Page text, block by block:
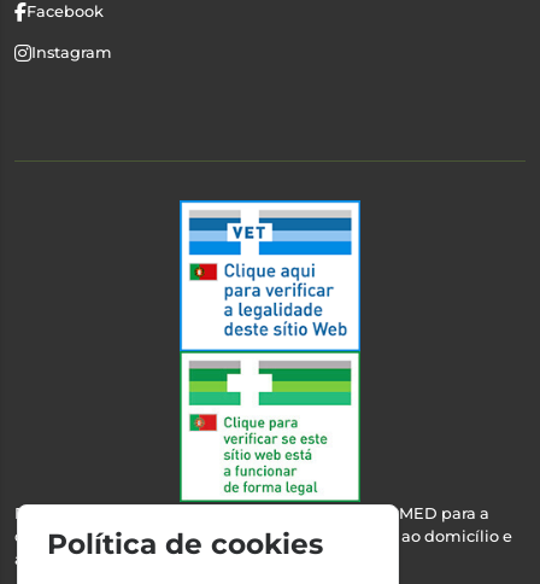
Facebook
Instagram
Esta farmácia encontra-se autorizada pelo INFARMED para a
dispensa de medicamentos e produtos de saúde ao domicílio e
através da internet.
Política de cookies